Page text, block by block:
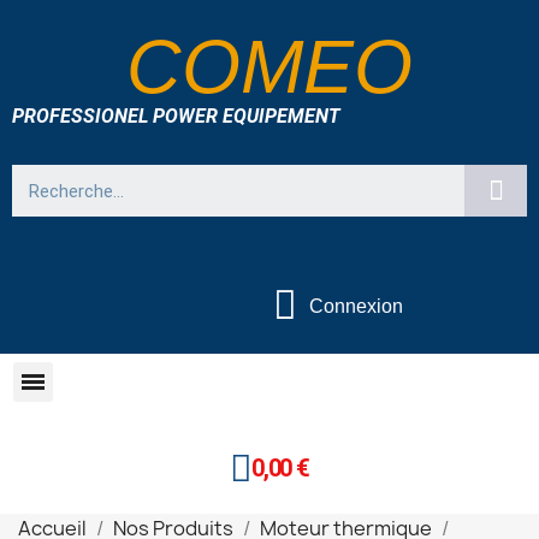
COMEO
PROFESSIONEL POWER EQUIPEMENT
Connexion
0,00 €
Accueil Nos Produits
Moteur thermique